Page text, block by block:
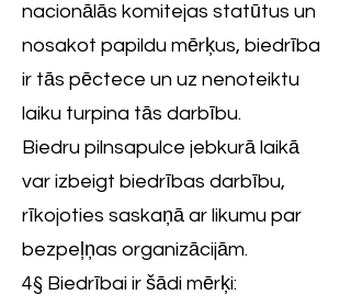
nacionālās komitejas statūtus un
nosakot papildu mērķus, biedrība
ir tās pēctece un uz nenoteiktu
laiku turpina tās darbību.
Biedru pilnsapulce jebkurā laikā
var izbeigt biedrības darbību,
rīkojoties saskaņā ar likumu par
bezpeļņas organizācijām.
4§ Biedrībai ir šādi mērķi: